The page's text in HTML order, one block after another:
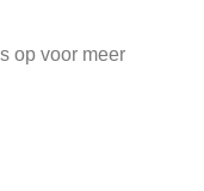
op voor meer